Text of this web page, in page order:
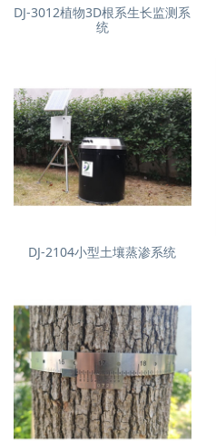
DJ-3012植物3D根系生长监测系
统
DJ-2104小型土壤蒸渗系统